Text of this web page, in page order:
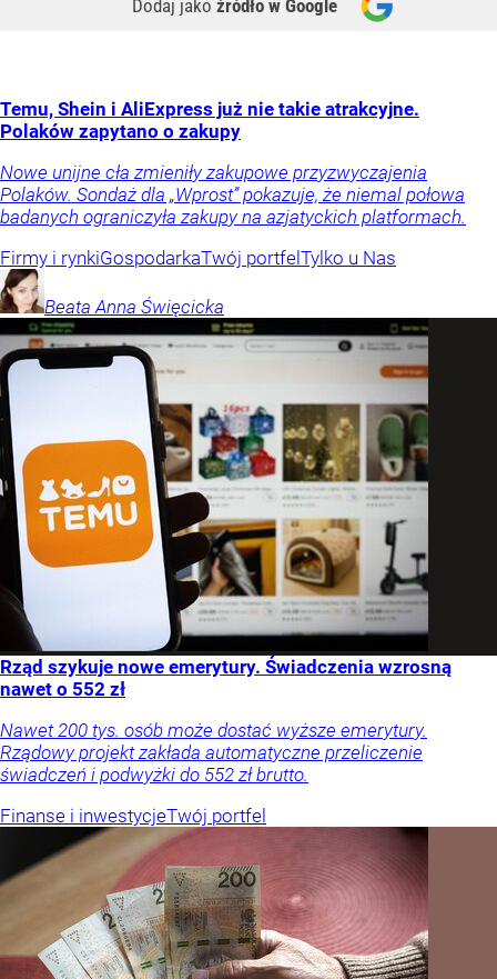
Dodaj jako źródło w Google
Temu, Shein i AliExpress już nie takie atrakcyjne.
Polaków zapytano o zakupy
Nowe unijne cła zmieniły zakupowe przyzwyczajenia
Polaków. Sondaż dla „Wprost” pokazuje, że niemal połowa
badanych ograniczyła zakupy na azjatyckich platformach.
Firmy i rynkiGospodarkaTwój portfelTylko u Nas
Beata Anna Święcicka
Rząd szykuje nowe emerytury. Świadczenia wzrosną
nawet o 552 zł
Nawet 200 tys. osób może dostać wyższe emerytury.
Rządowy projekt zakłada automatyczne przeliczenie
świadczeń i podwyżki do 552 zł brutto.
Finanse i inwestycjeTwój portfel